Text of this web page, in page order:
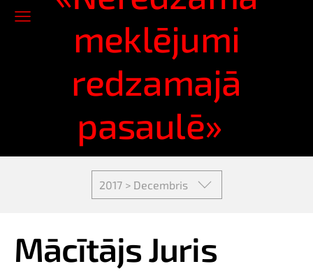
meklējumi
redzamajā
pasaulē»
2017 > Decembris
Mācītājs Juris